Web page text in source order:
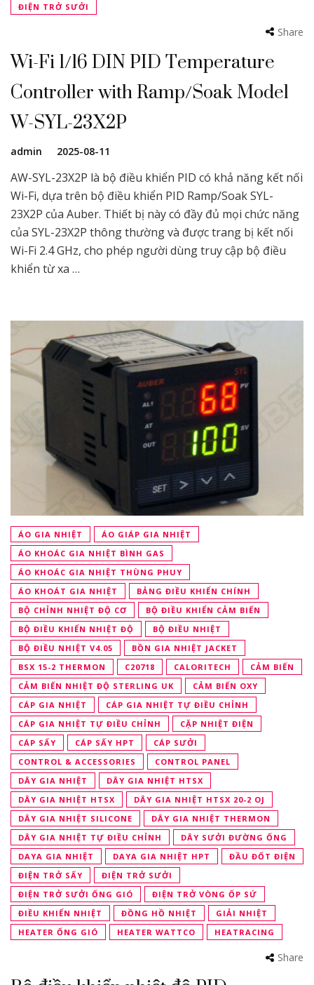
ĐIỆN TRỞ SƯỞI
Share
Wi-Fi 1/16 DIN PID Temperature
Controller with Ramp/Soak Model
W-SYL-23X2P
admin 2025-08-11
AW-SYL-23X2P là bộ điều khiển PID có khả năng kết nối
Wi-Fi, dựa trên bộ điều khiển PID Ramp/Soak SYL-
23X2P của Auber. Thiết bị này có đầy đủ mọi chức năng
của SYL-23X2P thông thường và được trang bị kết nối
Wi-Fi 2.4 GHz, cho phép người dùng truy cập bộ điều
khiển từ xa …
ÁO GIA NHIỆT
ÁO GIÁP GIA NHIỆT
ÁO KHOÁC GIA NHIỆT BÌNH GAS
ÁO KHOÁC GIA NHIỆT THÙNG PHUY
ÁO KHOÁT GIA NHIỆT
BẢNG ĐIỀU KHIỂN CHÍNH
BỘ CHỈNH NHIỆT ĐỘ CƠ
BỘ ĐIỀU KHIỂN CẢM BIẾN
BỘ ĐIỀU KHIỂN NHIỆT ĐỘ
BỘ ĐIỀU NHIỆT
BỘ ĐIỀU NHIỆT V4.05
BỒN GIA NHIỆT JACKET
BSX 15-2 THERMON
C20718 CALORITECH
CẢM BIẾN
CẢM BIẾN NHIỆT ĐỘ STERLING UK
CẢM BIẾN OXY
CÁP GIA NHIỆT
CÁP GIA NHIỆT TỰ ĐIỀU CHỈNH
CÁP GIA NHIỆT TỰ ĐIỀU CHỈNH
CẶP NHIỆT ĐIỆN
CÁP SẤY
CÁP SẤY HPT
CÁP SƯỞI
CONTROL & ACCESSORIES
CONTROL PANEL
DÂY GIA NHIỆT
DÂY GIA NHIỆT HTSX
DÂY GIA NHIỆT HTSX
DÂY GIA NHIỆT HTSX 20-2 OJ
DÂY GIA NHIỆT SILICONE
DÂY GIA NHIỆT THERMON
DÂY GIA NHIỆT TỰ ĐIỀU CHỈNH
DÂY SƯỞI ĐƯỜNG ỐNG
DAYA GIA NHIỆT
DAYA GIA NHIỆT HPT
ĐẦU ĐỐT ĐIỆN
ĐIỆN TRỞ SẤY
ĐIỆN TRỞ SƯỞI
ĐIỆN TRỞ SƯỞI ỐNG GIÓ
ĐIỆN TRỞ VÒNG ỐP SỨ
ĐIỀU KHIỂN NHIỆT
ĐỒNG HỒ NHIỆT
GIẢI NHIỆT
HEATER ỐNG GIÓ
HEATER WATTCO HEATRACING
Share